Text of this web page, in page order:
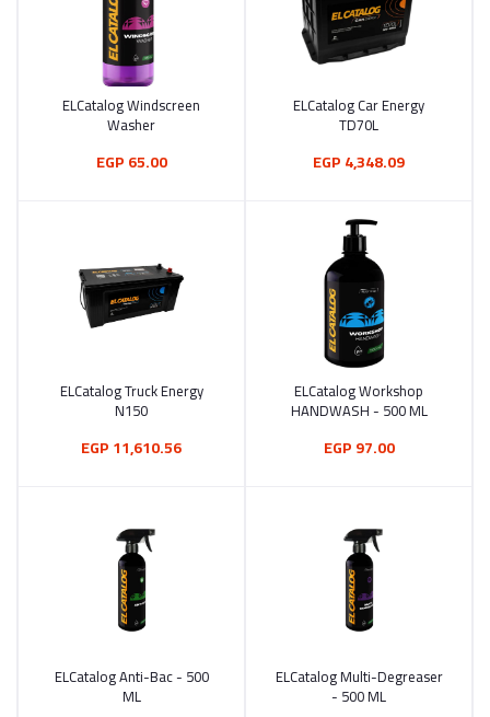
أضف إلى السلة
ELCatalog Car Energy
TD70L
4,348.09 EGP
أضف إلى السلة
ELCatalog Windscreen
Washer
65.00 EGP
أضف إلى السلة
ELCatalog Workshop
HANDWASH - 500 ML
97.00 EGP
أضف إلى السلة
ELCatalog Truck Energy
N150
11,610.56 EGP
أضف إلى السلة
ELCatalog Multi-Degreaser
- 500 ML
أضف إلى السلة
ELCatalog Anti-Bac - 500
ML